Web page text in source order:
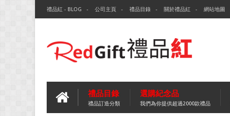
禮品紅 - BLOG 公司主頁 禮品目錄 關於禮品紅 網站地圖
禮品目錄
禮品訂造分類
選購紀念品
我們為你提供超過2000款禮品